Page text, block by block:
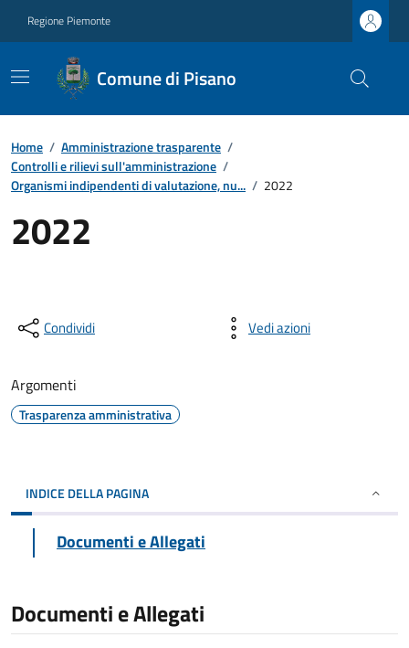
Regione Piemonte
Comune di Pisano
Home / Amministrazione trasparente /
Controlli e rilievi sull'amministrazione /
Organismi indipendenti di valutazione, nu... / 2022
2022
Condividi Vedi azioni
Argomenti
Trasparenza amministrativa
INDICE DELLA PAGINA
Documenti e Allegati
Documenti e Allegati